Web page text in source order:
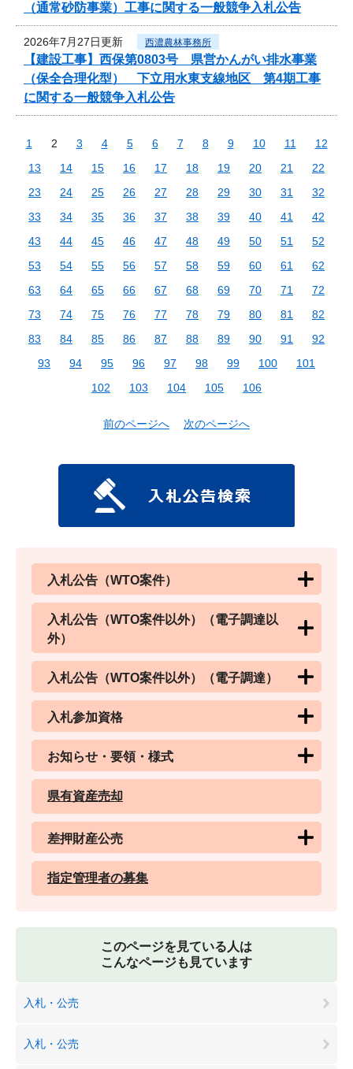
（通常砂防事業）工事に関する一般競争入札公告
2026年7月27日更新 西濃農林事務所
【建設工事】西保第0803号 県営かんがい排水事業
（保全合理化型） 下立用水東支線地区 第4期工事
に関する一般競争入札公告
1 2 3 4 5 6 7 8 9 10 11
12
13
14 15 16 17 18 19 20 21
22
23
24 25 26 27 28 29 30 31
32
33
34 35 36 37 38 39 40 41
42
43
44 45 46 47 48 49 50 51
52
53
54 55 56 57 58 59 60 61
62
63
64 65 66 67 68 69 70 71
72
73
74 75 76 77 78 79 80 81
82
83
84 85 86 87 88 89 90 91
92
93
94 95 96 97 98 99 100
101
102
103 104 105 106
前のページへ 次のページへ
入札公告（WTO案件）
入札公告（WTO案件以外）（電子調達以
外）
入札公告（WTO案件以外）（電子調達）
入札参加資格
お知らせ・要領・様式
県有資産売却
差押財産公売
指定管理者の募集
このページを見ている人は
こんなページも見ています
入札・公売
入札・公売